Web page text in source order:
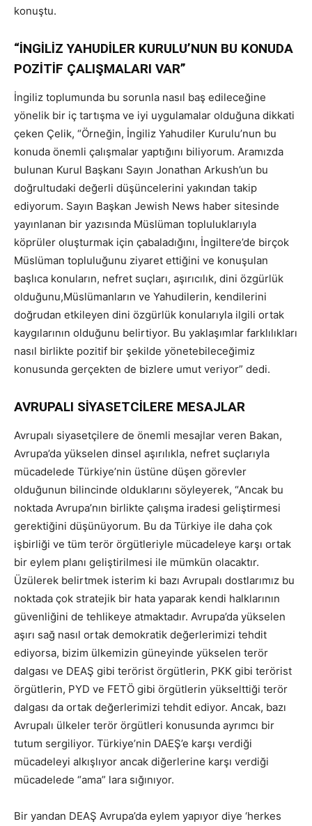
konuştu.
“İNGİLİZ YAHUDİLER KURULU’NUN BU KONUDA
POZİTİF ÇALIŞMALARI VAR”
İngiliz toplumunda bu sorunla nasıl baş edileceğine
yönelik bir iç tartışma ve iyi uygulamalar olduğuna dikkati
çeken Çelik, “Örneğin, İngiliz Yahudiler Kurulu’nun bu
konuda önemli çalışmalar yaptığını biliyorum. Aramızda
bulunan Kurul Başkanı Sayın Jonathan Arkush’un bu
doğrultudaki değerli düşüncelerini yakından takip
ediyorum. Sayın Başkan Jewish News haber sitesinde
yayınlanan bir yazısında Müslüman topluluklarıyla
köprüler oluşturmak için çabaladığını, İngiltere’de birçok
Müslüman topluluğunu ziyaret ettiğini ve konuşulan
başlıca konuların, nefret suçları, aşırıcılık, dini özgürlük
olduğunu,Müslümanların ve Yahudilerin, kendilerini
doğrudan etkileyen dini özgürlük konularıyla ilgili ortak
kaygılarının olduğunu belirtiyor. Bu yaklaşımlar farklılıkları
nasıl birlikte pozitif bir şekilde yönetebileceğimiz
konusunda gerçekten de bizlere umut veriyor” dedi.
AVRUPALI SİYASETCİLERE MESAJLAR
Avrupalı siyasetçilere de önemli mesajlar veren Bakan,
Avrupa’da yükselen dinsel aşırılıkla, nefret suçlarıyla
mücadelede Türkiye’nin üstüne düşen görevler
olduğunun bilincinde olduklarını söyleyerek, “Ancak bu
noktada Avrupa’nın birlikte çalışma iradesi geliştirmesi
gerektiğini düşünüyorum. Bu da Türkiye ile daha çok
işbirliği ve tüm terör örgütleriyle mücadeleye karşı ortak
bir eylem planı geliştirilmesi ile mümkün olacaktır.
Üzülerek belirtmek isterim ki bazı Avrupalı dostlarımız bu
noktada çok stratejik bir hata yaparak kendi halklarının
güvenliğini de tehlikeye atmaktadır. Avrupa’da yükselen
aşırı sağ nasıl ortak demokratik değerlerimizi tehdit
ediyorsa, bizim ülkemizin güneyinde yükselen terör
dalgası ve DEAŞ gibi terörist örgütlerin, PKK gibi terörist
örgütlerin, PYD ve FETÖ gibi örgütlerin yükselttiği terör
dalgası da ortak değerlerimizi tehdit ediyor. Ancak, bazı
Avrupalı ülkeler terör örgütleri konusunda ayrımcı bir
tutum sergiliyor. Türkiye’nin DAEŞ’e karşı verdiği
mücadeleyi alkışlıyor ancak diğerlerine karşı verdiği
mücadelede “ama” lara sığınıyor.
Bir yandan DEAŞ Avrupa’da eylem yapıyor diye ‘herkes